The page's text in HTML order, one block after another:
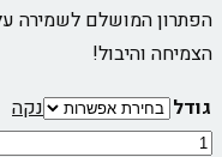
הפתרון המושלם לשמירה
הצמיחה והיבול!
גודל
נקה
כמות